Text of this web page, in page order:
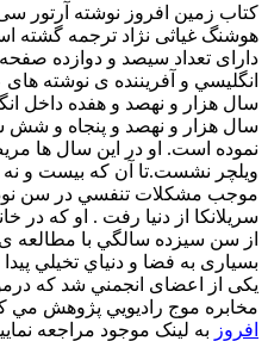
کتاب زمین افروز نوشته آرتور
هوشنگ غیاثی نژاد ترجمه گشته
دارای تعداد سیصد و دوازده
انگليسي و آفریننده ی نوشته
سال هزار و نهصد و هفده داخل
سال هزار و نهصد و پنجاه و شش
نموده است. او در این سال ها
ويلچر نشست.تا آن که بیست و
موجب مشكلات تنفسي در سن
سريلانكا از دنیا رفت . او كه در
از سن سیزده سالگي با مطالعه
بسیاری به فضا و دنياي تخيلي
یکی از اعضای انجمني شد كه
مخابره موج راديويي پژوهش مي
افروز به لینک موجود مراجعه